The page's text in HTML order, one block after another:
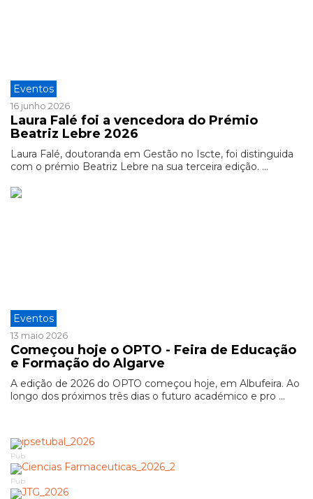
Eventos
16 junho 2026
Laura Falé foi a vencedora do Prémio
Beatriz Lebre 2026
Laura Falé, doutoranda em Gestão no Iscte, foi distinguida
com o prémio Beatriz Lebre na sua terceira edição. ...
Eventos
13 maio 2026
Começou hoje o OPTO - Feira de Educação
e Formação do Algarve
A edição de 2026 do OPTO começou hoje, em Albufeira. Ao
longo dos próximos três dias o futuro académico e pro ...
Pub
Pub